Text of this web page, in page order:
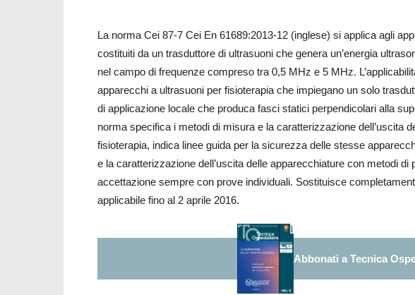
La norma Cei 87-7 Cei En 61689:2013-12 (inglese) si applica agli
costituiti da un trasduttore di ultrasuoni che genera un’energia
nel campo di frequenze compreso tra 0,5 MHz e 5 MHz.
apparecchi a ultrasuoni per fisioterapia che impiegano un solo
di applicazione locale che produca fasci statici perpendicolari alla
norma specifica i metodi di misura e la caratterizzazione dell’uscita
fisioterapia, indica linee guida per la sicurezza delle stesse
e la caratterizzazione dell’uscita delle apparecchiature con metodi
accettazione sempre con prove individuali. Sostituisce
applicabile fino al 2 aprile 2016.
Abbonati a Tecnica